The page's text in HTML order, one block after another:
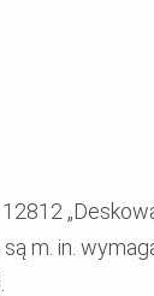
m. in.